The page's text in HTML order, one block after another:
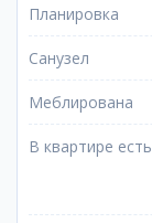
Планировка
Санузел
Меблирована
В квартире есть